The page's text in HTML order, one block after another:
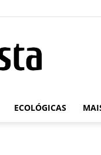
ECOLÓGICAS